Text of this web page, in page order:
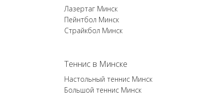
Лазертаг Минск
Пейнтбол Минск
Страйкбол Минск
Теннис в Минске
Настольный теннис Минск
Большой теннис Минск